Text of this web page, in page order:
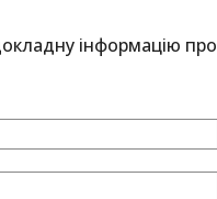
інформацію про